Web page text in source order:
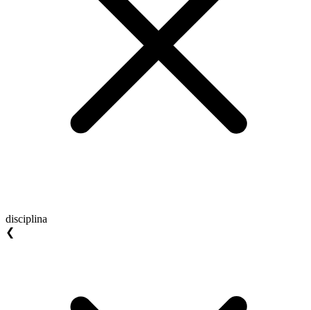
disciplina
❮